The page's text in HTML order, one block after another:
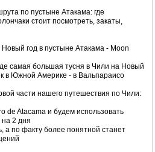
по пустыне Атакама: где
стоит посмотреть, закаты,
год в пустыне Атакама - Moon
самая большая тусня в Чили на Новый
в Южной Америке - в Вальпараисо
части нашего путешествия по Чили:
de Atacama и будем использовать
на 2 дня
а по факту более понятной станет